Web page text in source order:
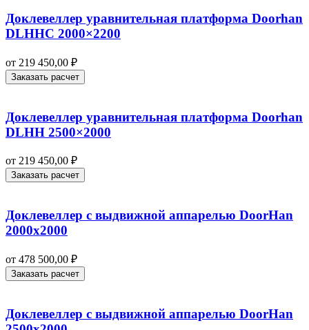
Доклевеллер уравнительная платформа Doorhan
DLHHC 2000×2200
от 219 450,00 ₽
Заказать расчет
Доклевеллер уравнительная платформа Doorhan
DLHH 2500×2000
от 219 450,00 ₽
Заказать расчет
Доклевеллер с выдвижной аппарелью DoorHan
2000х2000
от 478 500,00 ₽
Заказать расчет
Доклевеллер с выдвижной аппарелью DoorHan